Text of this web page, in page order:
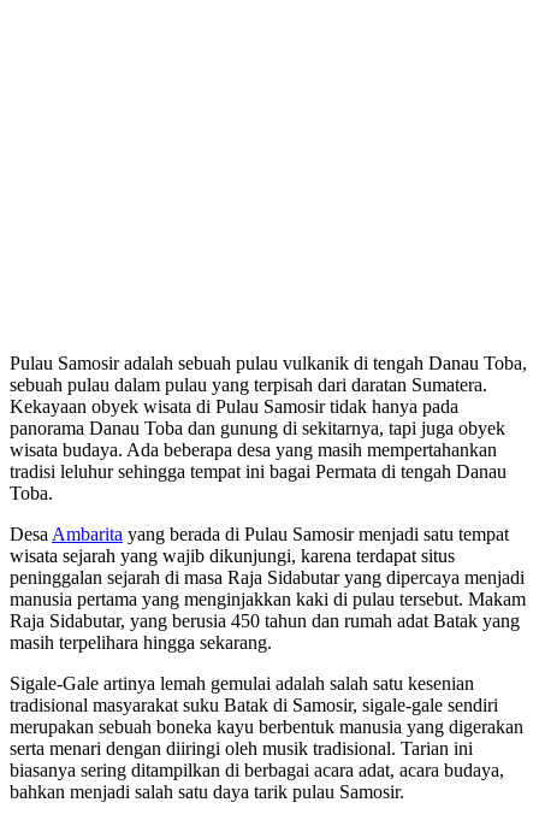
Pulau Samosir adalah sebuah pulau vulkanik di tengah Danau Toba,
sebuah pulau dalam pulau yang terpisah dari daratan Sumatera.
Kekayaan obyek wisata di Pulau Samosir tidak hanya pada
panorama Danau Toba dan gunung di sekitarnya, tapi juga obyek
wisata budaya. Ada beberapa desa yang masih mempertahankan
tradisi leluhur sehingga tempat ini bagai Permata di tengah Danau
Toba.
Desa Ambarita yang berada di Pulau Samosir menjadi satu tempat
wisata sejarah yang wajib dikunjungi, karena terdapat situs
peninggalan sejarah di masa Raja Sidabutar yang dipercaya menjadi
manusia pertama yang menginjakkan kaki di pulau tersebut. Makam
Raja Sidabutar, yang berusia 450 tahun dan rumah adat Batak yang
masih terpelihara hingga sekarang.
Sigale-Gale artinya lemah gemulai adalah salah satu kesenian
tradisional masyarakat suku Batak di Samosir, sigale-gale sendiri
merupakan sebuah boneka kayu berbentuk manusia yang digerakan
serta menari dengan diiringi oleh musik tradisional. Tarian ini
biasanya sering ditampilkan di berbagai acara adat, acara budaya,
bahkan menjadi salah satu daya tarik pulau Samosir.